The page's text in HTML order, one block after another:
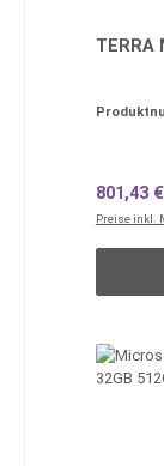
TERRA
801,43 €
Preise inkl.